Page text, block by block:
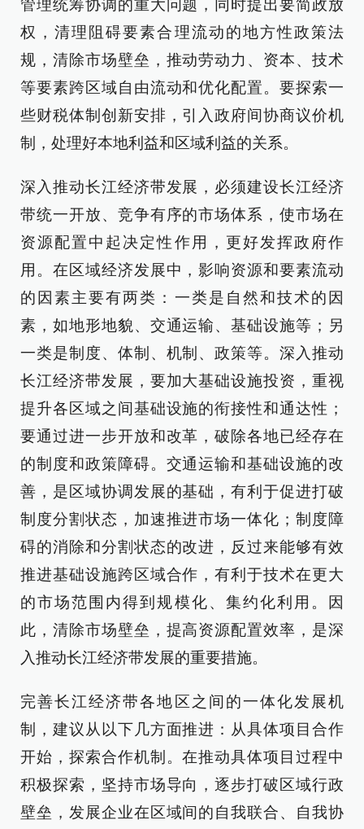
管理统筹协调的重大问题，同时提出要简政放
权，清理阻碍要素合理流动的地方性政策法
规，清除市场壁垒，推动劳动力、资本、技术
等要素跨区域自由流动和优化配置。要探索一
些财税体制创新安排，引入政府间协商议价机
制，处理好本地利益和区域利益的关系。
深入推动长江经济带发展，必须建设长江经济
带统一开放、竞争有序的市场体系，使市场在
资源配置中起决定性作用，更好发挥政府作
用。在区域经济发展中，影响资源和要素流动
的因素主要有两类：一类是自然和技术的因
素，如地形地貌、交通运输、基础设施等；另
一类是制度、体制、机制、政策等。深入推动
长江经济带发展，要加大基础设施投资，重视
提升各区域之间基础设施的衔接性和通达性；
要通过进一步开放和改革，破除各地已经存在
的制度和政策障碍。交通运输和基础设施的改
善，是区域协调发展的基础，有利于促进打破
制度分割状态，加速推进市场一体化；制度障
碍的消除和分割状态的改进，反过来能够有效
推进基础设施跨区域合作，有利于技术在更大
的市场范围内得到规模化、集约化利用。因
此，清除市场壁垒，提高资源配置效率，是深
入推动长江经济带发展的重要措施。
完善长江经济带各地区之间的一体化发展机
制，建议从以下几方面推进：从具体项目合作
开始，探索合作机制。在推动具体项目过程中
积极探索，坚持市场导向，逐步打破区域行政
壁垒，发展企业在区域间的自我联合、自我协